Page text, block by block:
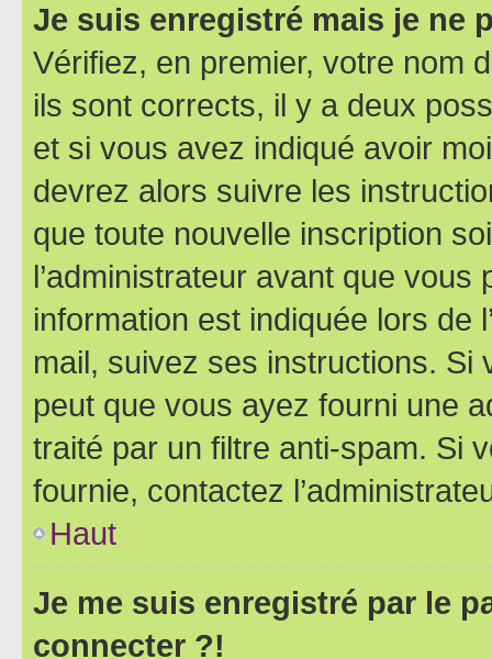
Je suis enregistré mais je ne
Vérifiez, en premier, votre nom
ils sont corrects, il y a deux
et si vous avez indiqué avoir
devrez alors suivre les
que toute nouvelle inscription
l’administrateur avant que
information est indiquée lors de
mail, suivez ses instructions. Si
peut que vous ayez fourni une
traité par un filtre anti-spam. Si
fournie, contactez
Haut
Je me suis enregistré par le
connecter ?!